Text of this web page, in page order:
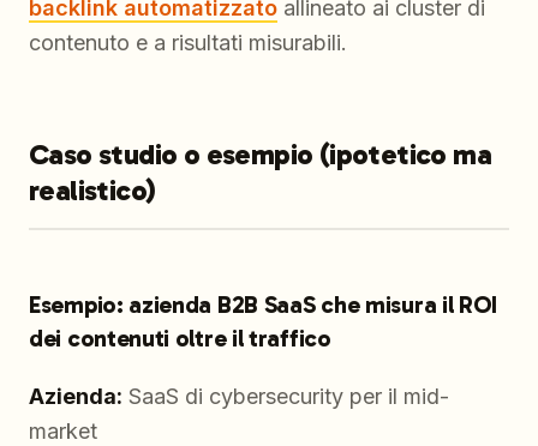
backlink automatizzato allineato ai cluster di
contenuto e a risultati misurabili.
Caso studio o esempio (ipotetico ma
realistico)
Esempio: azienda B2B SaaS che misura il ROI
dei contenuti oltre il traffico
Azienda: SaaS di cybersecurity per il mid-
market